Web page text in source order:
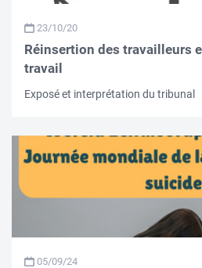
23/10/20
Réinsertion des travailleurs
travail
Exposé et interprétation du tribunal
05/09/24